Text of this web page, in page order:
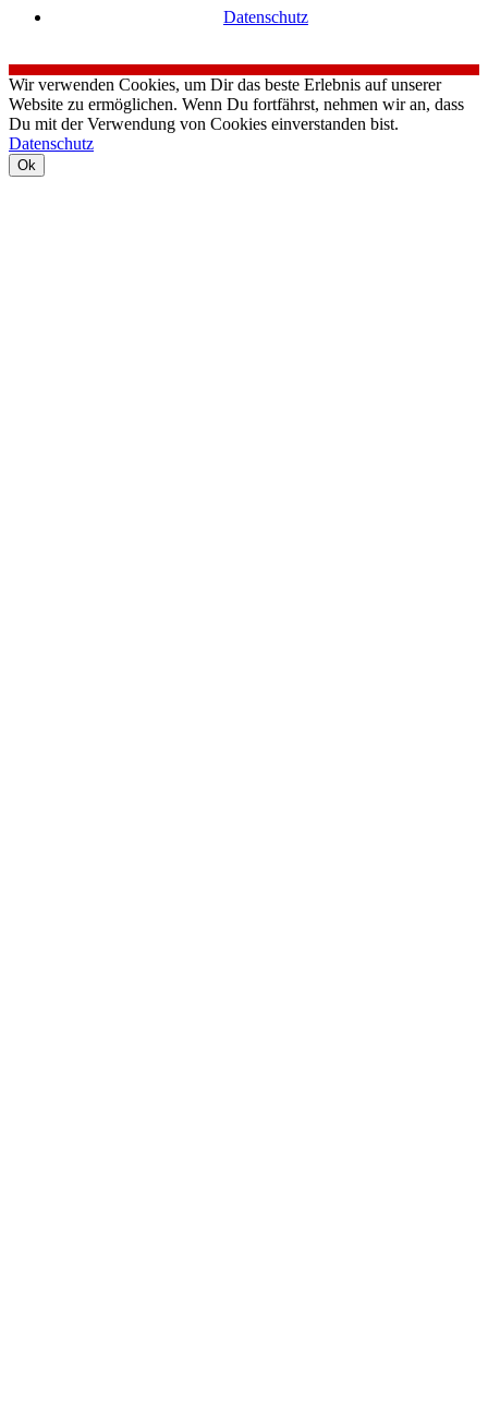
Datenschutz
Wir verwenden Cookies, um Dir das beste Erlebnis auf unserer
Website zu ermöglichen. Wenn Du fortfährst, nehmen wir an, dass
Du mit der Verwendung von Cookies einverstanden bist.
Datenschutz
Ok